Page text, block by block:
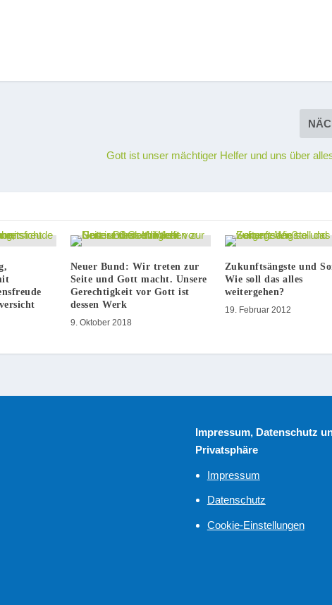
Gott ist unser mächtiger Helfer und uns über
Neuer Bund: Wir treten zur
Seite und Gott macht. Unsere
Gerechtigkeit vor Gott ist
dessen Werk
9. Oktober 2018
Zukunftsängste und
Wie soll das alles
weitergehen?
19. Februar 2012
Impressum, Datenschutz
Privatsphäre
Impressum
Datenschutz
Cookie-Einstellungen